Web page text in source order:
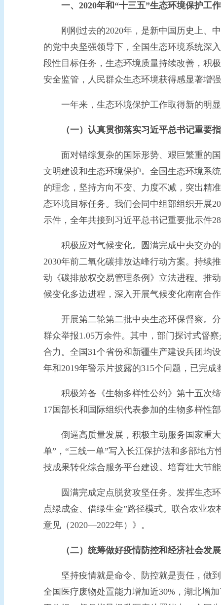
一、2020年和“十三五”生态环境保护工
刚刚过去的2020年，是新中国历史上、中
的党中央坚强领导下，全国生态环境系统深
段性目标任务，生态环境质量持续改善，积
安全监管，人民群众生态环境获得感显著增
一年来，生态环境保护工作取得新的明
（一）认真贯彻落实习近平总书记重要
面对错综复杂的国际形势、艰巨繁重的国
文明建设和生态环境保护。全国生态环境系
的理念，坚持方向不变、力度不减，突出精
态环境目标任务。我们会同中组部组织开展
示件，全年共接到习近平总书记重要批示件
积极应对气候变化。圆满完成中央交办的
2030年前二氧化碳排放达峰行动方案。持续
动《碳排放权交易管理条例》立法进程。推
候变化多边进程，深入开展气候变化南南合
开展第二轮第二批中央生态环保督察。分
群众举报1.05万余件。其中，部门探讨式督
合力。全国31个省份和新疆生产建设兵团均
年和2019年警示片披露的315个问题，已完成
积极筹备《生物多样性公约》第十五次缔
17国部长和国际组织代表参加的生物多样性
倒逼高质量发展，积极主动服务国家重大
单”，“三线一单”写入长江保护法和多部地
技成果转化综合服务平台建设。培育壮大节
圆满完成定点脱贫攻坚任务。发挥生态环
点绿成金、借绿生金”路径模式。联合农业
意见（2020—2022年）》。
（二）统筹做好疫情防控和经济社会发
坚持疫情就是命令、防控就是责任，做到
全国医疗废物处置能力增加近30%，湖北增